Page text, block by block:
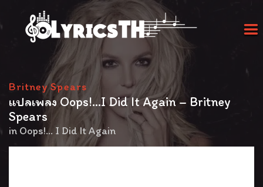
Britney Spears
แปลเพลง Oops!…I Did It Again – Britney
Spears
in Oops!… I Did It Again